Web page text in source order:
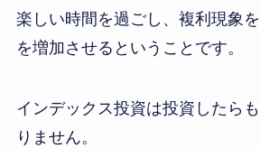
楽しい時間を過ごし、複利現象
を増加させるということです。
インデックス投資は投資したら
りません。